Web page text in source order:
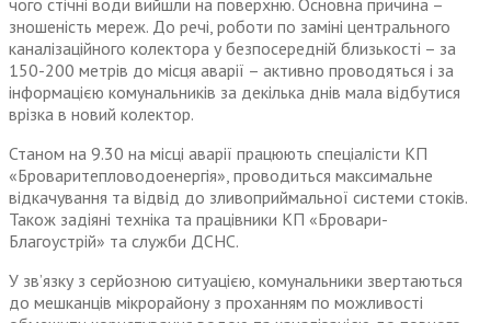
чого стічні води вийшли на поверхню. Основна причина –
зношеність мереж. До речі, роботи по заміні центрального
каналізаційного колектора у безпосередній близькості – за
150-200 метрів до місця аварії – активно проводяться і за
інформацією комунальників за декілька днів мала відбутися
врізка в новий колектор.
Станом на 9.30 на місці аварії працюють спеціалісти КП
«Броваритепловодоенергія», проводиться максимальне
відкачування та відвід до зливоприймальної системи стоків.
Також задіяні техніка та працівники КП «Бровари-
Благоустрій» та служби ДСНС.
У зв’язку з серйозною ситуацією, комунальники звертаються
до мешканців мікрорайону з проханням по можливості